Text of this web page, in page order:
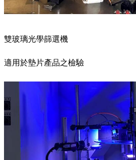
雙玻璃光學篩選機
適用於墊片產品之檢驗